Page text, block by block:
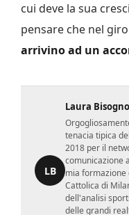
cui deve la sua
pensare che nel
arrivino ad un
LB
Laura Bisogno
tenacia tipica
2018 per il
comunicazione
mia formazione
Cattolica di
dell'analisi
delle grandi